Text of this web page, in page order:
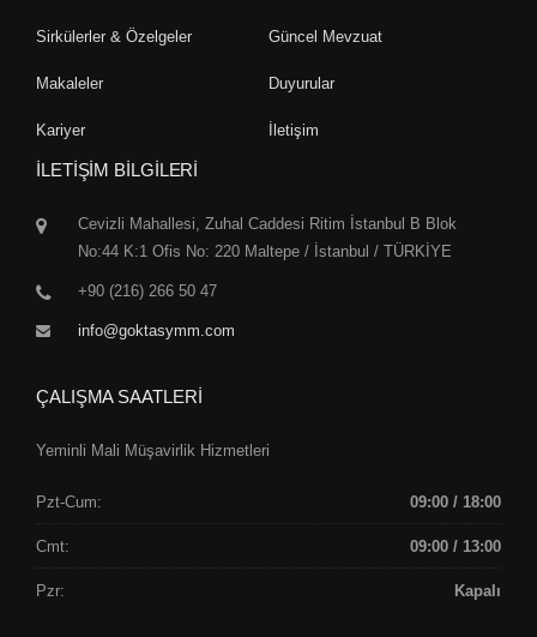
Sirkülerler & Özelgeler Güncel Mevzuat
Makaleler Duyurular
Kariyer İletişim
İLETİŞİM BİLGİLERİ
Cevizli Mahallesi, Zuhal Caddesi Ritim İstanbul B Blok
No:44 K:1 Ofis No: 220 Maltepe / İstanbul / TÜRKİYE
+90 (216) 266 50 47
info@goktasymm.com
ÇALIŞMA SAATLERİ
Yeminli Mali Müşavirlik Hizmetleri
Pzt-Cum: 09:00 / 18:00
Cmt: 09:00 / 13:00
Pzr: Kapalı